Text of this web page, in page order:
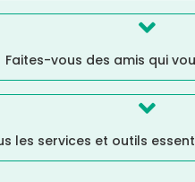

Faites-vous des amis qui

les services et outils